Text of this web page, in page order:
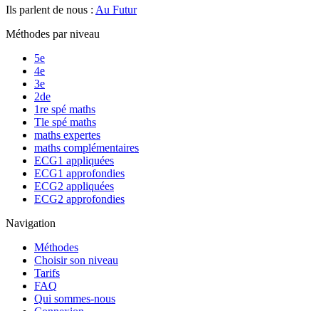
Ils parlent de nous : Au Futur
Méthodes par niveau
5e
4e
3e
2de
1re spé maths
Tle spé maths
maths expertes
maths complémentaires
ECG1 appliquées
ECG1 approfondies
ECG2 appliquées
ECG2 approfondies
Navigation
Méthodes
Choisir son niveau
Tarifs
FAQ
Qui sommes-nous